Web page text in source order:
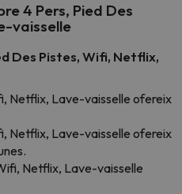
4 Pers, Pied Des
vaisselle
Des Pistes, Wifi, Netflix,
Netflix, Lave-vaisselle ofereix
Netflix, Lave-vaisselle ofereix
Netflix, Lave-vaisselle